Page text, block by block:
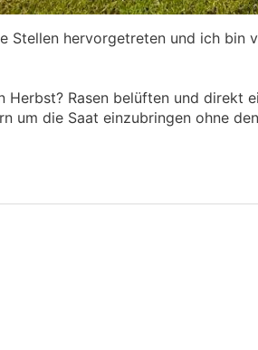
Stellen hervorgetreten und ich bin
Rasen belüften und direkt
um die Saat einzubringen ohne